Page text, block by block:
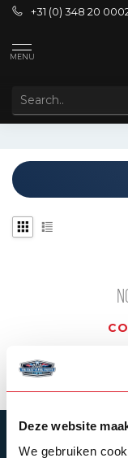
Deze website
We gebruiken
+31 (0) 348 20
MENU
SUBSCRIBE